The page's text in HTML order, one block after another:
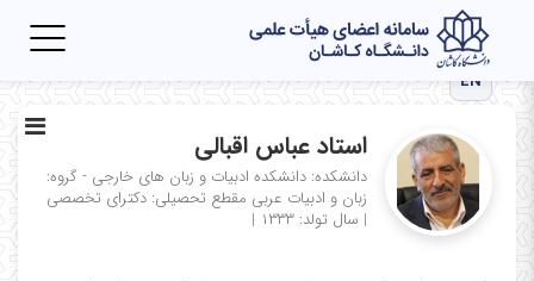
EN
استاد عباس اقبالی
دانشکده: دانشکده ادبیات و زبان های خارجی - گروه:
زبان و ادبیات عربی مقطع تحصیلی: دکترای تخصصی
| سال تولد: ۱۳۳۳ |